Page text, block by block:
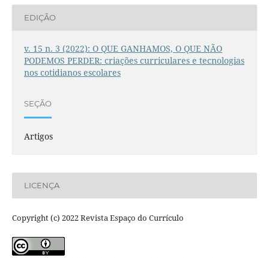
EDIÇÃO
v. 15 n. 3 (2022): O QUE GANHAMOS, O QUE NÃO
PODEMOS PERDER: criações curriculares e tecnologias
nos cotidianos escolares
SEÇÃO
Artigos
LICENÇA
Copyright (c) 2022 Revista Espaço do Currículo